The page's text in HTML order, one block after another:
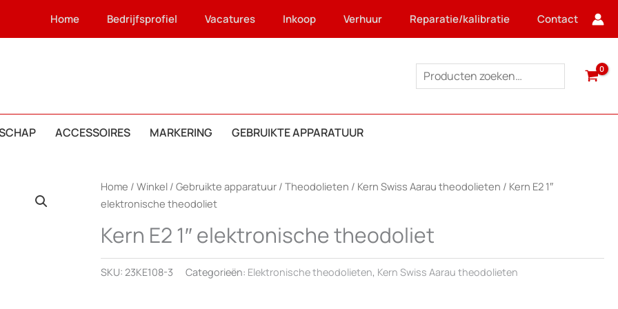
Home Bedrijfsprofiel Vacatures Inkoop Verhuur Reparatie/kalibratie Contact
Zoeken
ACCESSOIRES MARKERING GEBRUIKTE APPARATUUR
Home / Winkel/ Gebruikte apparatuur/ Theodolieten / Kern Swiss Aarau theodolieten / Kern E2 1″
elektronische theodoliet
Kern E2 1″ elektronische theodoliet
SKU: 23KE108-3 Categorieën: Elektronische theodolieten, Kern Swiss Aarau theodolieten